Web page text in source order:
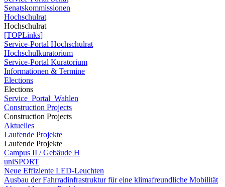
Senatskommissionen
Hochschulrat
Hochschulrat
[TOPLinks]
Service-Portal Hochschulrat
Hochschulkuratorium
Service-Portal Kuratorium
Informationen & Termine
Elections
Elections
Service_Portal_Wahlen
Construction Projects
Construction Projects
Aktuelles
Laufende Projekte
Laufende Projekte
Campus II / Gebäude H
uniSPORT
Neue Effiziente LED-Leuchten
Ausbau der Fahrradinfrastruktur für eine klimafreundliche Mobilität